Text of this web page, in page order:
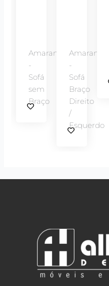
Amaranto
-
Sofá
sem
Braço
Amaranto
-
Sofá
Braço
Direito
/
Esquerdo